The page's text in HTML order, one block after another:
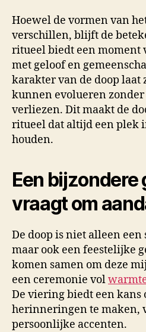
Hoewel de vormen van
verschillen, blijft de
ritueel biedt een moment
met geloof en
karakter van de doop laat
kunnen evolueren zonder
verliezen. Dit maakt de
ritueel dat altijd een plek
houden.
Een bijzondere
vraagt om
De doop is niet alleen
maar ook een feestelijke
komen samen om deze
een ceremonie vol
De viering biedt een kans
herinneringen te maken,
persoonlijke accenten.